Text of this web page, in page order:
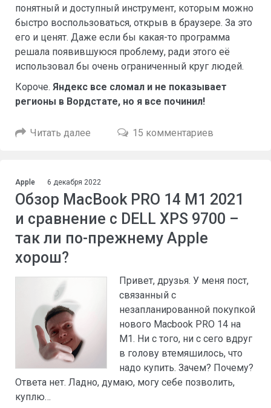
понятный и доступный инструмент, которым можно
быстро воспользоваться, открыв в браузере. За это
его и ценят. Даже если бы какая-то программа
решала появившуюся проблему, ради этого её
использовал бы очень ограниченный круг людей.
Короче. Яндекс все сломал и не показывает
регионы в Вордстате, но я все починил!
Читать далее 15 комментариев
Apple 6 декабря 2022
Обзор MacBook PRO 14 M1 2021
и сравнение с DELL XPS 9700 –
так ли по-прежнему Apple
хорош?
Привет, друзья. У меня пост,
связанный с
незапланированной покупкой
нового Macbook PRO 14 на
M1. Ни с того, ни с сего вдруг
в голову втемяшилось, что
надо купить. Зачем? Почему?
Ответа нет. Ладно, думаю, могу себе позволить,
куплю…